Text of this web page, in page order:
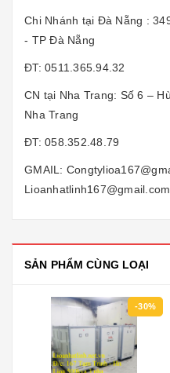
Chi Nhánh tại Đà Nẵng :
- TP Đà Nẵng
ĐT: 0511.365.94.32
CN tại Nha Trang: Số 6 –
Nha Trang
ĐT: 058.352.48.79
GMAIL:
Lioanhatlinh167@gmail.com
SẢN PHẨM CÙNG LOẠI
-30%